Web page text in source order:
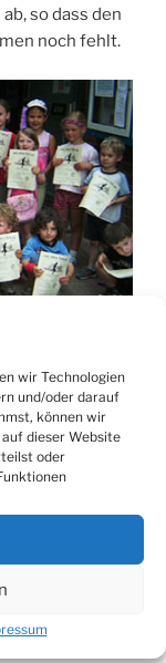
wir Technologien
und/oder darauf
können wir
dieser Website
oder
so dass den
noch fehlt.
und
in der gleichen
des
erfolgreiche
am Abend an
war für